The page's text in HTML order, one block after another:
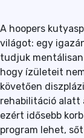
A hoopers
világot: egy
tudjuk
hogy ízületeit
követően
rehabilitáció alatt
ezért idősebb
program lehet,